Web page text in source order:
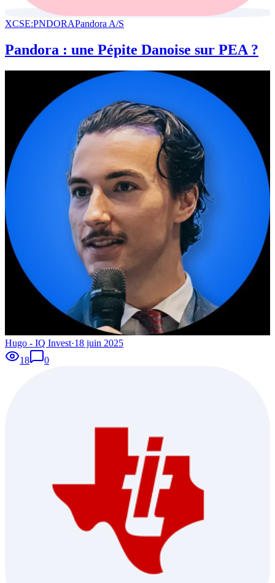
XCSE:PNDORAPandora A/S
Pandora : une Pépite Danoise sur PEA ?
Hugo - IQ Invest·18 juin 2025
18
0